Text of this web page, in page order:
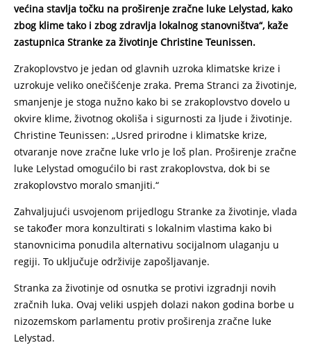
većina stavlja točku na proširenje zračne luke Lelystad, kako
zbog klime tako i zbog zdravlja lokalnog stanovništva“, kaže
zastupnica Stranke za životinje Christine Teunissen.
Zrakoplovstvo je jedan od glavnih uzroka klimatske krize i
uzrokuje veliko onečišćenje zraka. Prema Stranci za životinje,
smanjenje je stoga nužno kako bi se zrakoplovstvo dovelo u
okvire klime, životnog okoliša i sigurnosti za ljude i životinje.
Christine Teunissen: „Usred prirodne i klimatske krize,
otvaranje nove zračne luke vrlo je loš plan. Proširenje zračne
luke Lelystad omogućilo bi rast zrakoplovstva, dok bi se
zrakoplovstvo moralo smanjiti.“
Zahvaljujući usvojenom prijedlogu Stranke za životinje, vlada
se također mora konzultirati s lokalnim vlastima kako bi
stanovnicima ponudila alternativu socijalnom ulaganju u
regiji. To uključuje održivije zapošljavanje.
Stranka za životinje od osnutka se protivi izgradnji novih
zračnih luka. Ovaj veliki uspjeh dolazi nakon godina borbe u
nizozemskom parlamentu protiv proširenja zračne luke
Lelystad.